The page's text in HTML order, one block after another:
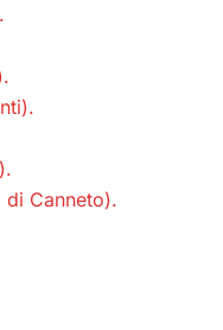
.
Canneto).